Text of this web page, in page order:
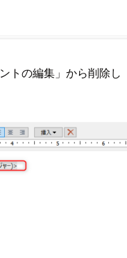
トの編集」から削除し